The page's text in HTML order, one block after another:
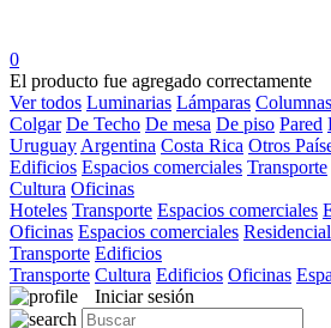
0
El producto fue agregado correctamente
Ver todos Luminarias Lámparas Columnas
Colgar De Techo De mesa De piso Pared
Uruguay Argentina Costa Rica Otros
Edificios Espacios comerciales Transporte
Cultura Oficinas
Hoteles Transporte Espacios comerciales
Oficinas Espacios comerciales Residencial
Transporte Edificios
Transporte Cultura Edificios Oficinas
Iniciar sesión